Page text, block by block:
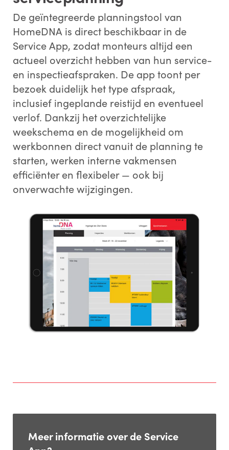
De geïntegreerde planningstool van
HomeDNA is direct beschikbaar in de
Service App, zodat monteurs altijd een
actueel overzicht hebben van hun service-
en inspectieafspraken. De app toont per
bezoek duidelijk het type afspraak,
inclusief ingeplande reistijd en eventueel
verlof. Dankzij het overzichtelijke
weekschema en de mogelijkheid om
werkbonnen direct vanuit de planning te
starten, werken interne vakmensen
efficiënter en flexibeler — ook bij
onverwachte wijzigingen.
Meer informatie over de Service